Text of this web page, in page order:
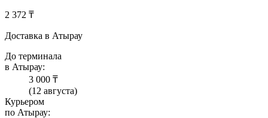
2 372 ₸
Доставка в Атырау
До терминала
в Атырау:
3 000 ₸
(12 августа)
Курьером
по Атырау: